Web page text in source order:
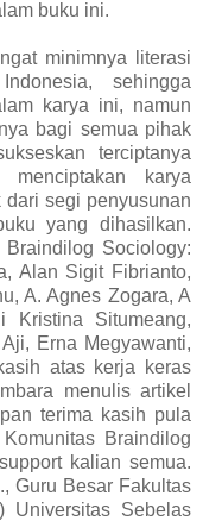
buku ini.
minimnya literasi
sehingga
karya ini, namun
bagi semua pihak
terciptanya
karya
segi penyusunan
yang dihasilkan.
Sociology:
Alan Sigit Fibrianto,
A. Agnes Zogara, A
Kristina Situmeang,
Erna Megyawanti,
atas kerja keras
menulis artikel
terima kasih pula
Braindilog
kalian semua.
Guru Besar Fakultas
Universitas Sebelas